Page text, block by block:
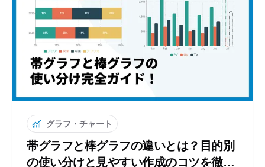
グラフ・チャート
帯グラフと棒グラフの違いとは？目的別
の使い分けと見やすい作成のコツを徹底